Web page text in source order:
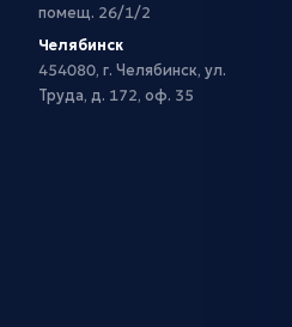
помещ. 26/1/2
Челябинск
454080, г. Челябинск, ул.
Труда, д. 172, оф. 35